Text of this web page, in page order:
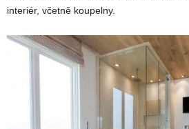
interiér, včetně koupelny.